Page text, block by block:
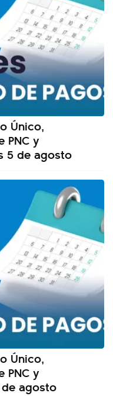
Único,
PNC y
5 de agosto
Único,
PNC y
agosto